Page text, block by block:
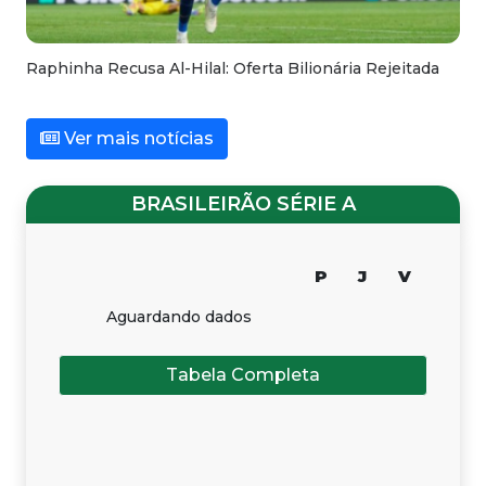
Raphinha Recusa Al-Hilal: Oferta Bilionária Rejeitada
Ver mais notícias
BRASILEIRÃO SÉRIE A
P J V
Aguardando dados
Tabela Completa